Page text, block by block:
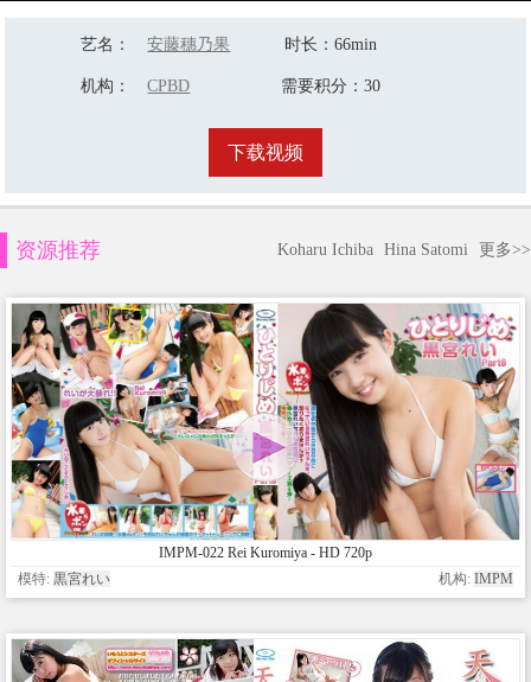
艺名 ： 安藤穗乃果 时长 ：66min
机构 ： CPBD 需要积分 ：30
下载视频
资源推荐 Koharu Ichiba Hina Satomi 更多>>
IMPM-022 Rei Kuromiya - HD 720p
模特: 黒宮れい 机构: IMPM